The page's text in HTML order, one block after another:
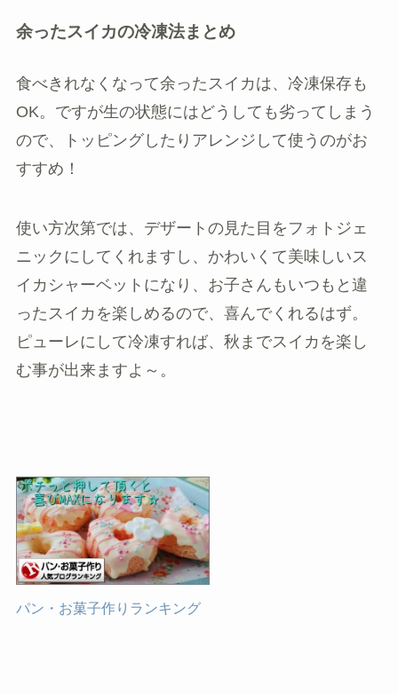
余ったスイカの冷凍法まとめ
食べきれなくなって余ったスイカは、冷凍保存も
OK。ですが生の状態にはどうしても劣ってしまう
ので、トッピングしたりアレンジして使うのがお
すすめ！
使い方次第では、デザートの見た目をフォトジェ
ニックにしてくれますし、かわいくて美味しいス
イカシャーベットになり、お子さんもいつもと違
ったスイカを楽しめるので、喜んでくれるはず。
ピューレにして冷凍すれば、秋までスイカを楽し
む事が出来ますよ～。
パン・お菓子作りランキング